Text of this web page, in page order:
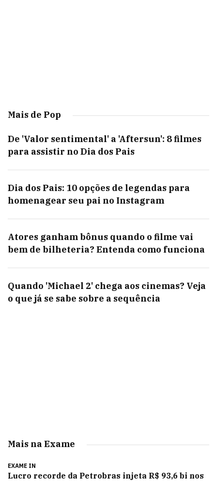
Mais de Pop
De 'Valor sentimental' a 'Aftersun': 8 filmes
para assistir no Dia dos Pais
Dia dos Pais: 10 opções de legendas para
homenagear seu pai no Instagram
Atores ganham bônus quando o filme vai
bem de bilheteria? Entenda como funciona
Quando 'Michael 2' chega aos cinemas? Veja
o que já se sabe sobre a sequência
Mais na Exame
EXAME IN
Lucro recorde da Petrobras injeta R$ 93,6 bi nos